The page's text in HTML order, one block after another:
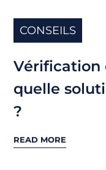
CONSEILS
Vérification
quelle
?
READ MORE